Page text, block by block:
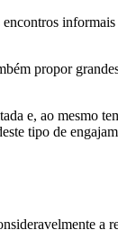
propor
e, ao mesmo
tipo de
a